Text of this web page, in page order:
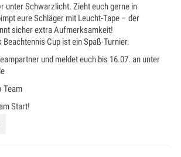
Jugend-Turnier
unter Schwarzlicht. Zieht euch gerne in
eure Schläger mit Leucht-Tape – der
sicher extra Aufmerksamkeit!
Cup ist ein Spaß-Turnier.
und meldet euch bis 16.07. an unter
Team
Start!